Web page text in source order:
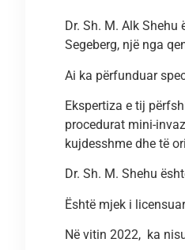
Dr. Sh. M. Alk
Segeberg, një nga
Ai ka përfunduar
Ekspertiza e tij
procedurat mini-
kujdesshme dhe të
Dr. Sh. M. Shehu
Është mjek i
Në vitin 2022, ka